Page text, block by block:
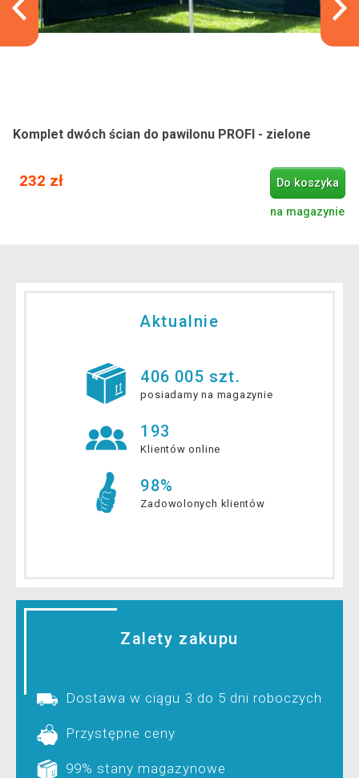
Komplet dwóch ścian do pawilonu PROFI - zielone
232 zł Do koszyka
na magazynie
Aktualnie
406 005 szt.
posiadamy na magazynie
193
Klientów online
98%
Zadowolonych klientów
Zalety zakupu
Dostawa w ciągu 3 do 5 dni roboczych
Przystępne ceny
99% stany magazynowe